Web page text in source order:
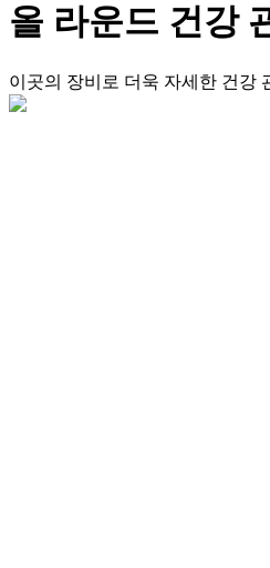
올 라운드 건강
이곳의 장비로 더욱 자세한 건강